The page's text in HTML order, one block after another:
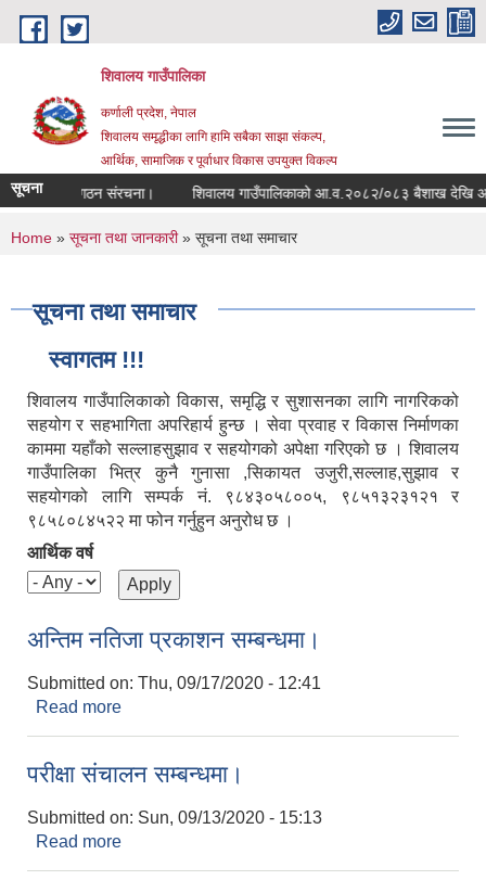
Skip to main content
शिवालय गाउँपालिका
कर्णाली प्रदेश, नेपाल
शिवालय समृद्धीका लागि हामि सबैका साझा संकल्प,
आर्थिक, सामाजिक र पूर्वाधार विकास उपयुक्त विकल्प
सूचनासंगठन संरचना।
You are here
Home » सूचना तथा जानकारी» सूचना तथा समाचार
सूचना तथा समाचार
स्वागतम !!!
शिवालय गाउँपालिकाको विकास, समृद्धि र सुशासनका लागि नागरिकको
सहयोग र सहभागिता अपरिहार्य हुन्छ । सेवा प्रवाह र विकास निर्माणका
काममा यहाँको सल्लाहसुझाव र सहयोगको अपेक्षा गरिएको छ । शिवालय
गाउँपालिका भित्र कुनै गुनासा ,सिकायत उजुरी,सल्लाह,सुझाव र
सहयोगको लागि सम्पर्क नं. ९८४३०५८००५, ९८५१३२३१२१ र
९८५८०८४५२२ मा फोन गर्नुहुन अनुरोध छ ।
आर्थिक वर्ष
अन्तिम नतिजा प्रकाशन सम्बन्धमा।
Submitted on: Thu, 09/17/2020 - 12:41
Read more
परीक्षा संचालन सम्बन्धमा।
Submitted on: Sun, 09/13/2020 - 15:13
Read more